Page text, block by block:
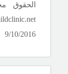
الحقوق
9/10/2016